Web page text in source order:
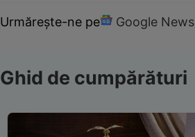
Urmărește-ne pe Google News
Ghid de cumpărături